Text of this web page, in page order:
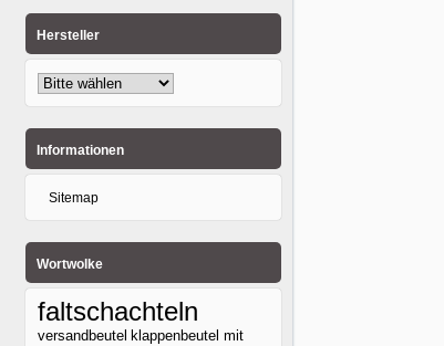
Hersteller
Informationen
Sitemap
Wortwolke
faltschachteln
versandbeutel klappenbeutel mit